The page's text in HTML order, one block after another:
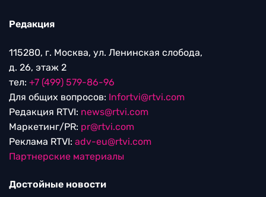
Редакция
115280, г. Москва, ул. Ленинская слобода,
д. 26, этаж 2
тел: +7 (499) 579-86-96
Для общих вопросов: Infortvi@rtvi.com
Редакция RTVI: news@rtvi.com
Маркетинг/PR: pr@rtvi.com
Реклама RTVI: adv-eu@rtvi.com
Партнерские материалы
Достойные новости